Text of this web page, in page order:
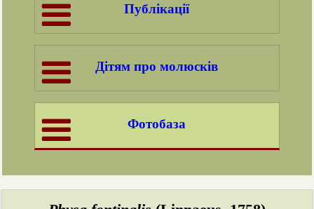
Публікації
Дітям про молюсків
Фотобаза